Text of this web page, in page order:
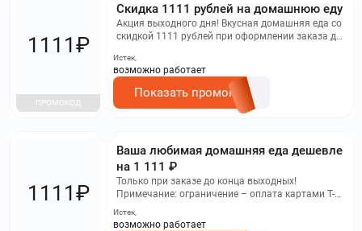
Скидка 1111 рублей на домашнюю еду
Акция выходного дня! Вкусная домашняя еда со
скидкой 1111 рублей при оформлении заказа до
картами ТБанка, действует только для линеек
питания Приём 2, Приём 3, Приём 4, Приём 5.
1111₽
ПРОМОКОД
Истек,
возможно работает
Показать промокод
Ваша любимая домашняя еда дешевле
на 1 111 ₽
Только при заказе до конца выходных!
Примечание: ограничение – оплата картами Т-
Банка не подходит.
1111₽
Истек,
возможно работает